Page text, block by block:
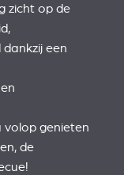
zicht op de
dankzij een
volop genieten
de